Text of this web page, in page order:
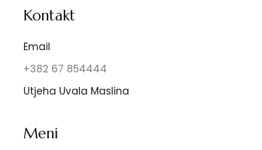
Kontakt
Email
+382 67 854444
Utjeha Uvala Maslina
Meni